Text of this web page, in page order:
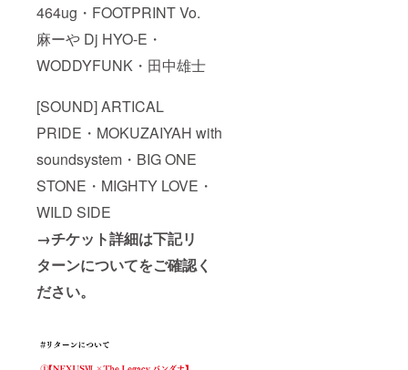
464ug・FOOTPRINT Vo.
麻ーや Dj HYO-E・
WODDYFUNK・田中雄士
[SOUND] ARTICAL
PRIDE・MOKUZAIYAH with
soundsystem・BIG ONE
STONE・MIGHTY LOVE・
WILD SIDE
→チケット詳細は下記リ
ターンについてをご確認く
ださい。